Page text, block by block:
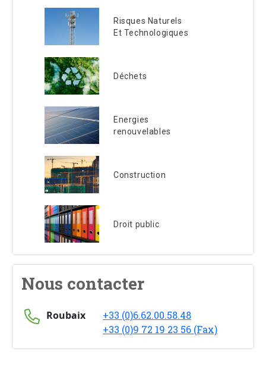
Risques Naturels
Et Technologiques
Déchets
Energies
renouvelables
Construction
Droit public
Nous contacter
Roubaix
+33 (0)6.62.00.58.48
+33 (0)9 72 19 23 56 (Fax)